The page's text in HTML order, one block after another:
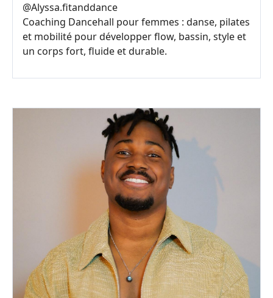
@Alyssa.fitanddance
Coaching Dancehall pour femmes : danse, pilates
et mobilité pour développer flow, bassin, style et
un corps fort, fluide et durable.